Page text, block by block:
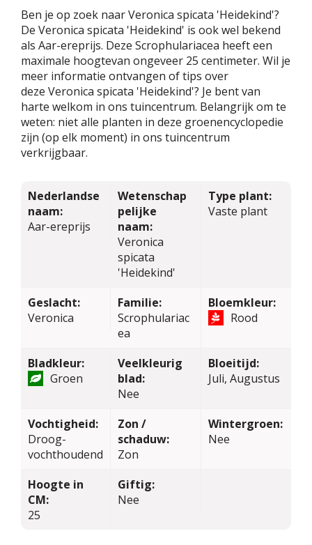
Ben je op zoek naar Veronica spicata 'Heidekind'?
De Veronica spicata 'Heidekind' is ook wel bekend
als Aar-ereprijs. Deze Scrophulariacea heeft een
maximale hoogtevan ongeveer 25 centimeter. Wil je
meer informatie ontvangen of tips over
deze Veronica spicata 'Heidekind'? Je bent van
harte welkom in ons tuincentrum. Belangrijk om te
weten: niet alle planten in deze groenencyclopedie
zijn (op elk moment) in ons tuincentrum
verkrijgbaar.
Nederlandse
naam:
Aar-ereprijs
Wetenschap
pelijke
naam:
Veronica
spicata
'Heidekind'
Type plant:
Vaste plant
Geslacht:
Veronica
Familie:
Scrophulariac
ea
Bloemkleur:
Rood
Bladkleur:
Groen
Veelkleurig
blad:
Nee
Bloeitijd:
Juli, Augustus
Vochtigheid:
Droog-
vochthoudend
Zon /
schaduw:
Zon
Wintergroen:
Nee
Hoogte in
CM:
25
Giftig:
Nee